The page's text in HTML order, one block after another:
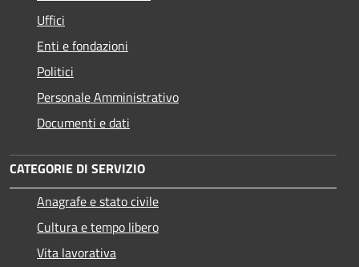
Uffici
Enti e fondazioni
Politici
Personale Amministrativo
Documenti e dati
CATEGORIE DI SERVIZIO
Anagrafe e stato civile
Cultura e tempo libero
Vita lavorativa